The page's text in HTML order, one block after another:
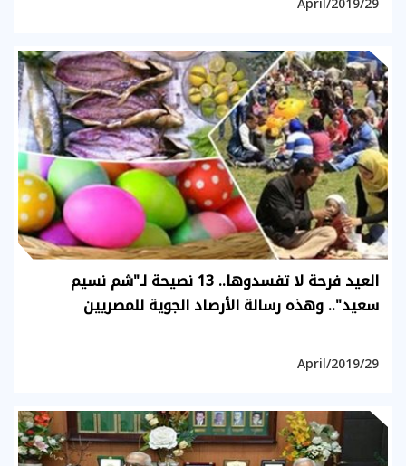
العيد فرحة لا تفسدوها.. 13 نصيحة لـ"شم نسيم
سعيد".. وهذه رسالة الأرصاد الجوية للمصريين
29/April/2019